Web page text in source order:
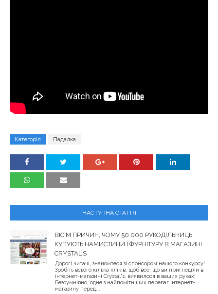
Категорія Падалка
НАСТУПНА СТАТТЯ
ВІСІМ ПРИЧИН, ЧОМУ 50 000 РУКОДІЛЬНИЦЬ
КУПУЮТЬ НАМИСТИНИ І ФУРНІТУРУ В МАГАЗИНІ
CRYSTAL'S
Дорогі читачі, знайомтеся зі спонсором нашого конкурсу!
Зробіть всього кілька кліків, щоб все, що ви пригледіли в
інтернет-магазині Crystal's, виявилося в ваших руках!
Безсумнівно, одне з найпомітніших переваг інтернет-
магазину перед...